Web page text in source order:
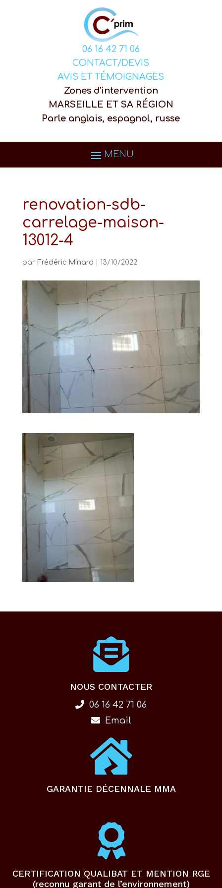
06 16 42 71 06
CONTACT/DEVIS
AVIS ET TÉMOIGNAGES
Zones d'intervention
MARSEILLE ET SA RÉGION
Parle anglais, espagnol, russe
renovation-sdb-
carrelage-maison-
13012-4
par Frédéric Minard 13/10/2022
NOUS CONTACTER
06 16 42 71 06
Email
GARANTIE DÉCENNALE MMA
CERTIFICATION QUALIBAT ET MENTION RGE
(reconnu garant de l’environnement)